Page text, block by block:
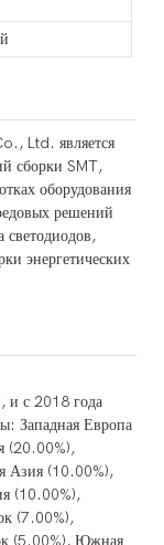
Ltd. является
сборки SMT,
оборудования
решений
светодиодов,
энергетических
и с 2018 года
Западная Европа
(20.00%),
Азия (10.00%),
(10.00%),
(7.00%),
(5.00%), Южная